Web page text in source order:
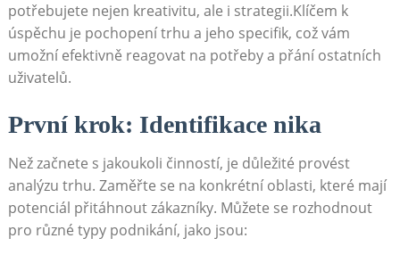
potřebujete nejen kreativitu, ale i strategii.Klíčem k
úspěchu je pochopení trhu a jeho specifik, což vám
umožní efektivně reagovat na potřeby a přání ostatních
uživatelů.
První krok: Identifikace nika
Než začnete s jakoukoli činností, je důležité provést
analýzu trhu. Zaměřte se na konkrétní oblasti, které mají
potenciál přitáhnout zákazníky. Můžete se rozhodnout
pro různé typy podnikání, jako jsou: